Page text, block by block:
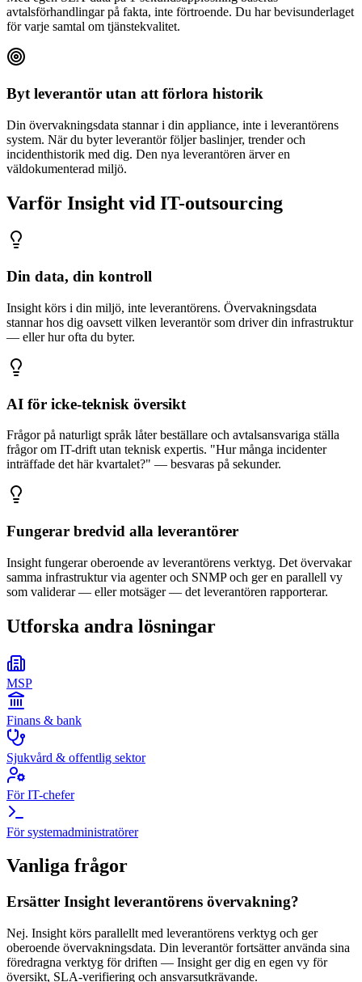
avtalsförhandlingar på fakta, inte förtroende. Du har bevisunderlaget
för varje samtal om tjänstekvalitet.
Byt leverantör utan att förlora historik
Din övervakningsdata stannar i din appliance, inte i leverantörens
system. När du byter leverantör följer baslinjer, trender och
incidenthistorik med dig. Den nya leverantören ärver en
väldokumenterad miljö.
Varför Insight vid IT-outsourcing
Din data, din kontroll
Insight körs i din miljö, inte leverantörens. Övervakningsdata
stannar hos dig oavsett vilken leverantör som driver din infrastruktur
— eller hur ofta du byter.
AI för icke-teknisk översikt
Frågor på naturligt språk låter beställare och avtalsansvariga ställa
frågor om IT-drift utan teknisk expertis. "Hur många incidenter
inträffade det här kvartalet?" — besvaras på sekunder.
Fungerar bredvid alla leverantörer
Insight fungerar oberoende av leverantörens verktyg. Det övervakar
samma infrastruktur via agenter och SNMP och ger en parallell vy
som validerar — eller motsäger — det leverantören rapporterar.
Utforska andra lösningar
MSP
Finans & bank
Sjukvård & offentlig sektor
För IT-chefer
För systemadministratörer
Vanliga frågor
Ersätter Insight leverantörens övervakning?
Nej. Insight körs parallellt med leverantörens verktyg och ger
oberoende övervakningsdata. Din leverantör fortsätter använda sina
föredragna verktyg för driften — Insight ger dig en egen vy för
översikt, SLA-verifiering och ansvarsutkrävande.